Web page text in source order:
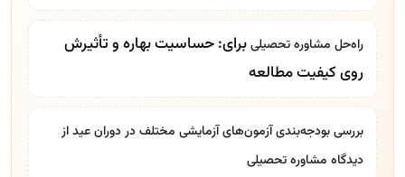
راه‌حل مشاوره تحصیلیبرای: حساسیت بهاره و تأثیرش
روی کیفیت مطالعه
بررسی بودجه‌بندی آزمون‌های آزمایشی مختلف در دوران عید از
دیدگاه مشاوره تحصیلی